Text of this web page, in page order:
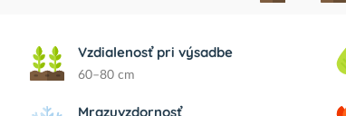
Vzdialenosť pri výsadbe
60–80 cm
Mrazuvzdornosť